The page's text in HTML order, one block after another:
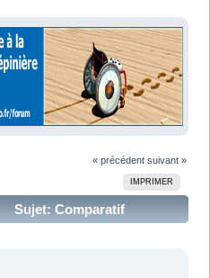
« précédent suivant »
IMPRIMER
Sujet: Comparatif